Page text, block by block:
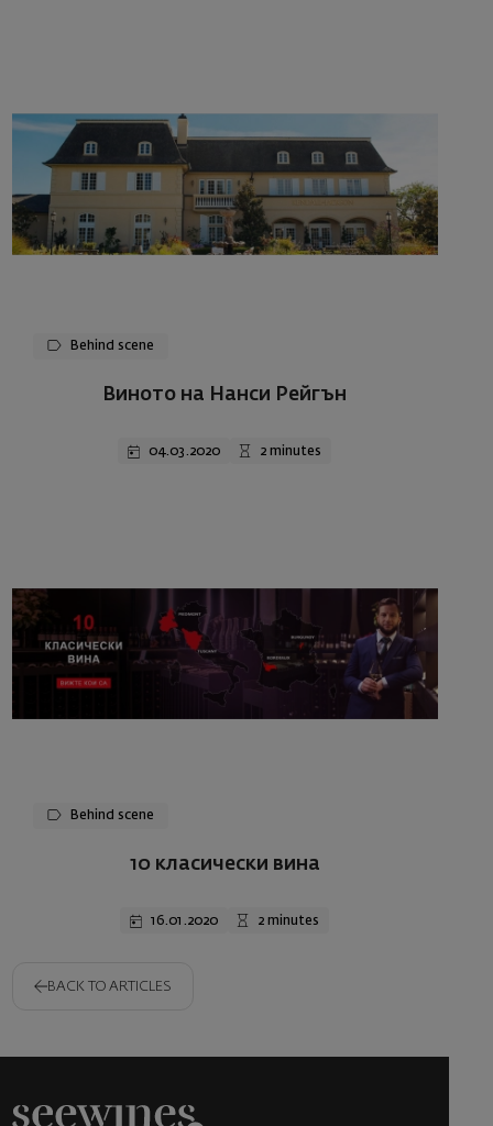
Behind scene
Виното на Нанси Рейгън
04.03.2020 2 minutes
Behind scene
10 класически вина
16.01.2020 2 minutes
BACK TO ARTICLES